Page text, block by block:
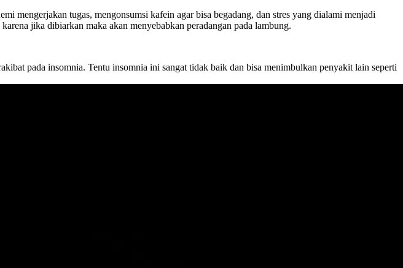
mengerjakan tugas, mengonsumsi kafein agar bisa begadang, dan stres yang dialami menjadi
jika dibiarkan maka akan menyebabkan peradangan pada lambung.
pada insomnia. Tentu insomnia ini sangat tidak baik dan bisa menimbulkan penyakit lain seperti